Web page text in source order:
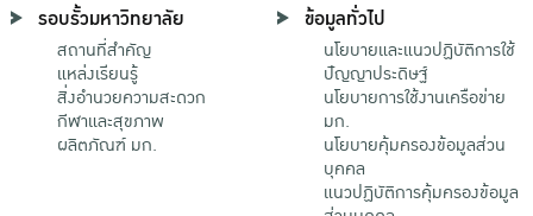
รอบรั้วมหาวิทยาลัย
สถานที่สำคัญ
แหล่งเรียนรู้
สิ่งอำนวยความสะดวก
กีฬาและสุขภาพ
ผลิตภัณฑ์ มก.
ข้อมูลทั่วไป
นโยบายและแนวปฏิบัติการใช้
ปัญญาประดิษฐ์
นโยบายการใช้งานเครือข่าย
มก.
นโยบายคุ้มครองข้อมูลส่วน
บุคคล
แนวปฏิบัติการคุ้มครองข้อมูล